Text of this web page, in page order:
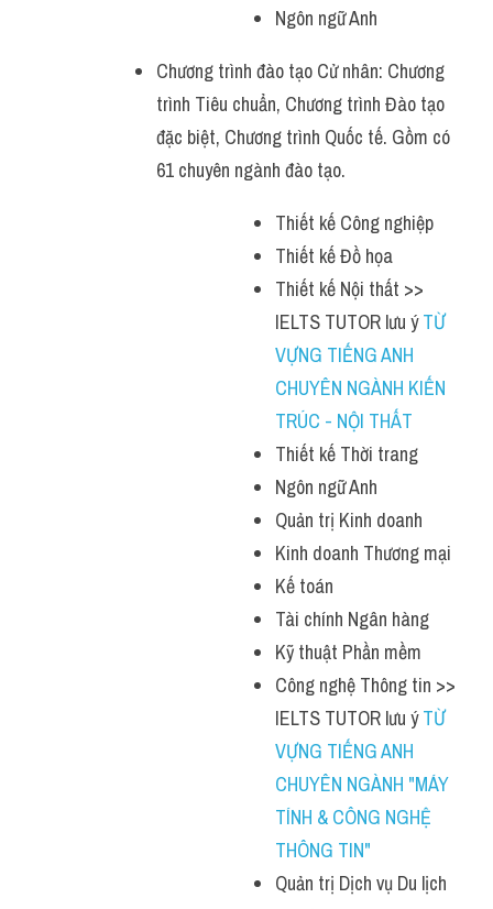
Ngôn ngữ Anh
Chương trình đào tạo Cử nhân: Chương
trình Tiêu chuẩn, Chương trình Đào tạo
đặc biệt, Chương trình Quốc tế. Gồm có
61 chuyên ngành đào tạo.
Thiết kế Công nghiệp
Thiết kế Đồ họa
Thiết kế Nội thất >>
IELTS TUTOR lưu ý TỪ
VỰNG TIẾNG ANH
CHUYÊN NGÀNH KIẾN
TRÚC - NỘI THẤT
Thiết kế Thời trang
Ngôn ngữ Anh
Quản trị Kinh doanh
Kinh doanh Thương mại
Kế toán
Tài chính Ngân hàng
Kỹ thuật Phần mềm
Công nghệ Thông tin >>
IELTS TUTOR lưu ý TỪ
VỰNG TIẾNG ANH
CHUYÊN NGÀNH "MÁY
TÍNH & CÔNG NGHỆ
THÔNG TIN"
Quản trị Dịch vụ Du lịch